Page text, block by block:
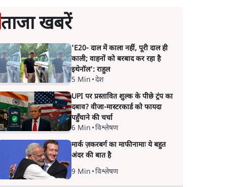
ताजा खबरें
'E20- दाल में काला नहीं, पूरी दाल ही
काली; वाहनों को बरबाद कर रहा है
इथेनॉल': राहुल
5 Min •देश
UPI पर प्रस्तावित शुल्क के पीछे ट्रंप का
दबाव? वीजा-मास्टरकार्ड को फायदा
पहुँचाने की चर्चा
6 Min •विश्लेषण
मार्क ज़करबर्ग का माफीनामाः ये बहुत
अंदर की बात है
9 Min •विश्लेषण